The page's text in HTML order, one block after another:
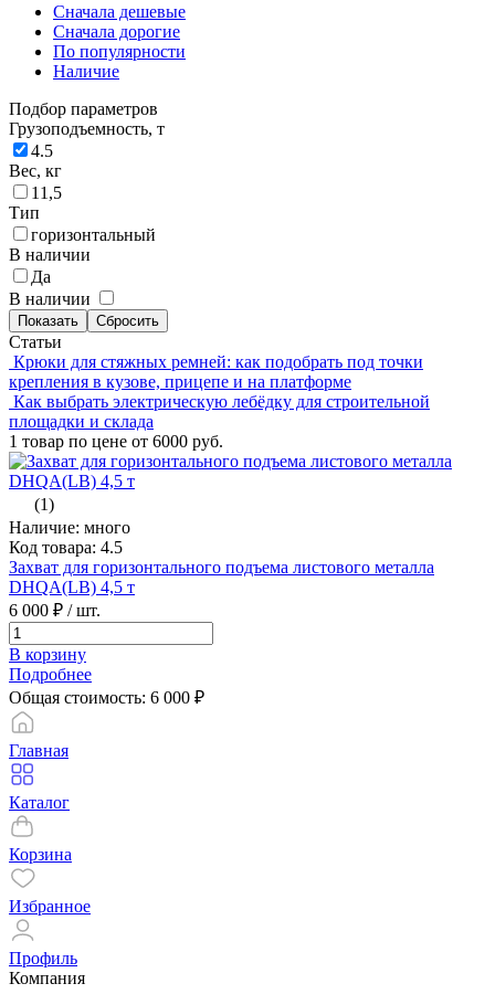
Сначала дешевые
Сначала дорогие
По популярности
Наличие
Подбор параметров
Грузоподъемность, т
4.5
Вес, кг
11,5
Тип
горизонтальный
В наличии
Да
В наличии
Статьи
Крюки для стяжных ремней: как подобрать под точки
крепления в кузове, прицепе и на платформе
Как выбрать электрическую лебёдку для строительной
площадки и склада
1 товар по цене от 6000 руб.
(1)
Наличие: много
Код товара: 4.5
Захват для горизонтального подъема листового металла
DHQA(LB) 4,5 т
6 000 ₽ / шт.
В корзину
Подробнее
Общая стоимость: 6 000 ₽
Главная
Каталог
Корзина
Избранное
Профиль
Компания